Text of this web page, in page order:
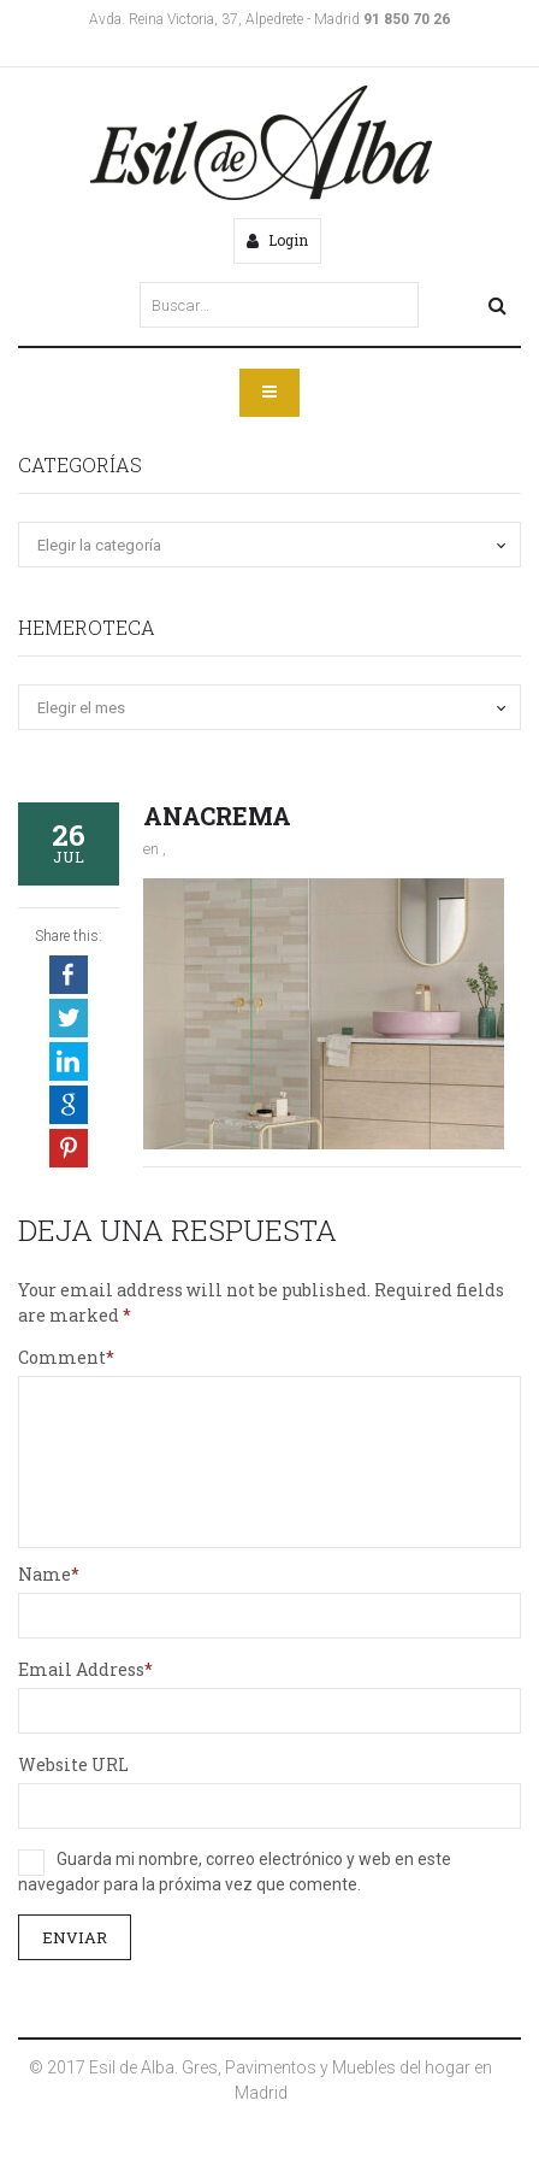
Avda. Reina Victoria, 37, Alpedrete - Madrid 91 850 70 26
Login
CATEGORÍAS
HEMEROTECA
26
JUL
Share this:
ANACREMA
en ,
DEJA UNA RESPUESTA
Your email address will not be published. Required fields
are marked
Comment
Name
Email Address
Website URL
Guarda mi nombre, correo electrónico y web en este
navegador para la próxima vez que comente.
© 2017 Esil de Alba. Gres, Pavimentos y Muebles del hogar en
Madrid